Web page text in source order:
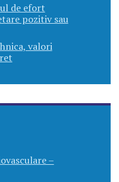
de efort
pozitiv sau
valori
–